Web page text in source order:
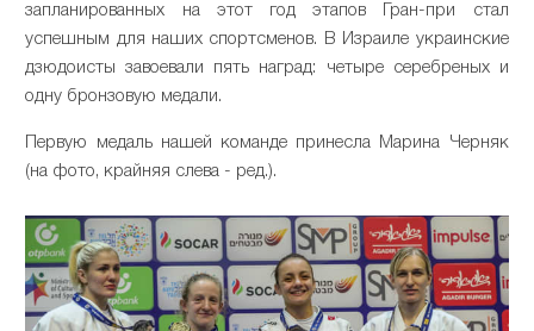
запланированных на этот год этапов Гран-при стал
успешным для наших спортсменов. В Израиле украинские
дзюдоисты завоевали пять наград: четыре серебреных и
одну бронзовую медали.
Первую медаль нашей команде принесла Марина Черняк
(на фото, крайняя слева - ред.).